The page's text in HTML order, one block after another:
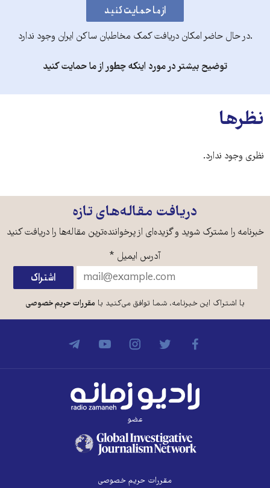
.در حال حاضر امکان دریافت کمک مخاطبان ساکن ایران وجود ندارد
توضیح بیشتر در مورد اینکه چطور از ما حمایت کنید
نظرها
نظری وجود ندارد.
دریافت مقاله‌های تازه
خبرنامه را مشترک شوید و گزیده‌ای از پرخواننده‌ترین مقاله‌ها را دریافت کنید
آدرس ایمیل *
با اشتراک این خبرنامه، شما توافق می‌کنید بامقررات حریم خصوصی
عضو
مقررات حریم خصوصی